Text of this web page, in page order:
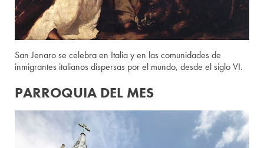
San Jenaro se celebra en Italia y en las comunidades de
inmigrantes italianos dispersas por el mundo, desde el siglo VI.
PARROQUIA DEL MES